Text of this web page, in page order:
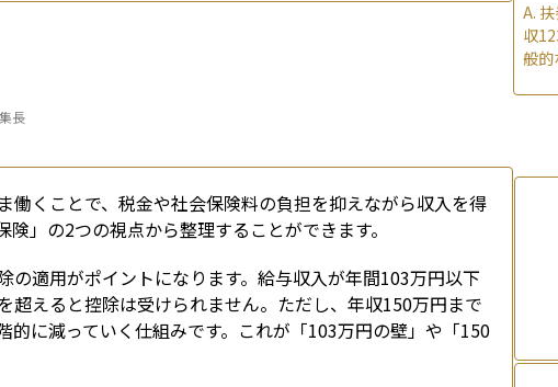
長
くことで、税金や社会保険料の負担を抑えながら収入を得
」の2つの視点から整理することができます。
適用がポイントになります。給与収入が年間103万円以下
超えると控除は受けられません。ただし、年収150万円まで
に減っていく仕組みです。これが「103万円の壁」や「150
A.
収
般的